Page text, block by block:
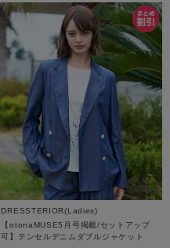
DRESSTERIOR(Ladies)
【otonaMUSE5月号掲載/セットアップ
可】テンセルデニムダブルジャケット